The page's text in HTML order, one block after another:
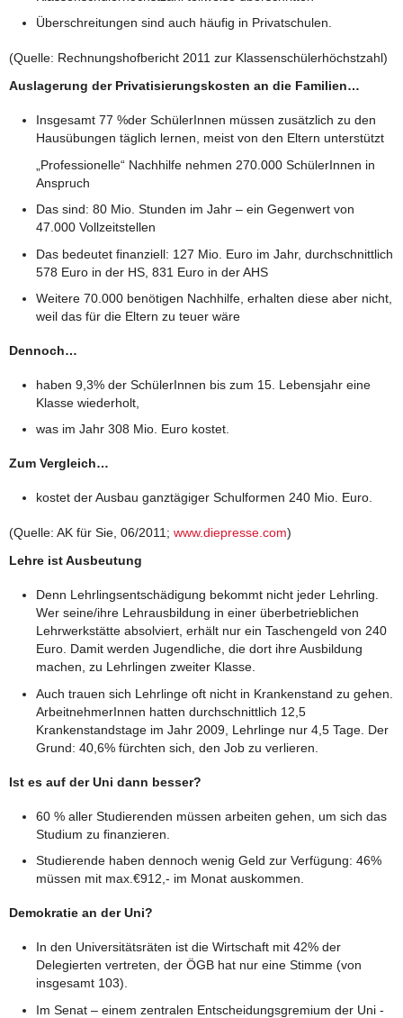
Überschreitungen sind auch häufig in Privatschulen.
(Quelle: Rechnungshofbericht 2011 zur Klassenschülerhöchstzahl)
Auslagerung der Privatisierungskosten an die Familien…
Insgesamt 77 %der SchülerInnen müssen zusätzlich zu den
Hausübungen täglich lernen, meist von den Eltern unterstützt
„Professionelle“ Nachhilfe nehmen 270.000 SchülerInnen in
Anspruch
Das sind: 80 Mio. Stunden im Jahr – ein Gegenwert von
47.000 Vollzeitstellen
Das bedeutet finanziell: 127 Mio. Euro im Jahr, durchschnittlich
578 Euro in der HS, 831 Euro in der AHS
Weitere 70.000 benötigen Nachhilfe, erhalten diese aber nicht,
weil das für die Eltern zu teuer wäre
Dennoch…
haben 9,3% der SchülerInnen bis zum 15. Lebensjahr eine
Klasse wiederholt,
was im Jahr 308 Mio. Euro kostet.
Zum Vergleich…
kostet der Ausbau ganztägiger Schulformen 240 Mio. Euro.
(Quelle: AK für Sie, 06/2011; www.diepresse.com)
Lehre ist Ausbeutung
Denn Lehrlingsentschädigung bekommt nicht jeder Lehrling.
Wer seine/ihre Lehrausbildung in einer überbetrieblichen
Lehrwerkstätte absolviert, erhält nur ein Taschengeld von 240
Euro. Damit werden Jugendliche, die dort ihre Ausbildung
machen, zu Lehrlingen zweiter Klasse.
Auch trauen sich Lehrlinge oft nicht in Krankenstand zu gehen.
ArbeitnehmerInnen hatten durchschnittlich 12,5
Krankenstandstage im Jahr 2009, Lehrlinge nur 4,5 Tage. Der
Grund: 40,6% fürchten sich, den Job zu verlieren.
Ist es auf der Uni dann besser?
60 % aller Studierenden müssen arbeiten gehen, um sich das
Studium zu finanzieren.
Studierende haben dennoch wenig Geld zur Verfügung: 46%
müssen mit max.€912,- im Monat auskommen.
Demokratie an der Uni?
In den Universitätsräten ist die Wirtschaft mit 42% der
Delegierten vertreten, der ÖGB hat nur eine Stimme (von
insgesamt 103).
Im Senat – einem zentralen Entscheidungsgremium der Uni -